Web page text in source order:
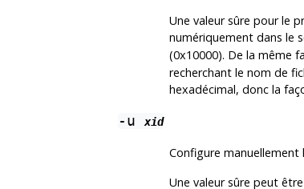
Une valeur sûre pour le
numériquement dans le
(0x10000). De la même
recherchant le nom de
hexadécimal, donc la
-uxid
Configure
Une valeur sûre peut